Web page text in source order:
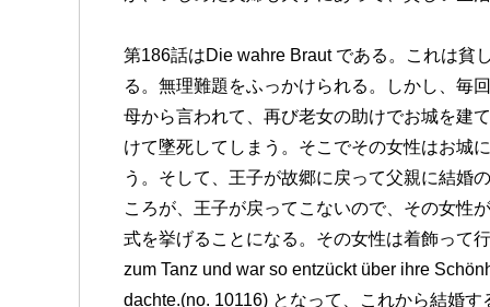
第186話はDie wahre Braut である。これは貧
る。無理難題をふっかけられる。しかし、毎
母から言われて、再び老女の助けでお城を建
けて墜死してしまう。そこでその女性はお城
う。そして、王子が故郷に戻って父親に結婚
ころが、王子が戻ってこないので、その女性
式を挙げることになる。その女性は着飾って
zum Tanz und war so entzückt über ihre
dachte.(no. 10116) となって、これから結婚